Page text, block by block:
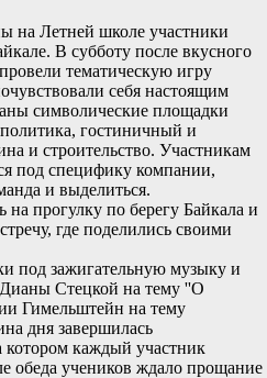
на Летней школе участники
В субботу после вкусного
тематическую игру
себя настоящим
символические площадки
гостиничный и
и строительство. Участникам
под специфику компании,
и выделиться.
прогулку по берегу Байкала и
где поделились своими
под зажигательную музыку и
Стецкой на тему ''О
Гимельштейн на тему
дня завершилась
котором каждый участник
обеда учеников ждало прощание